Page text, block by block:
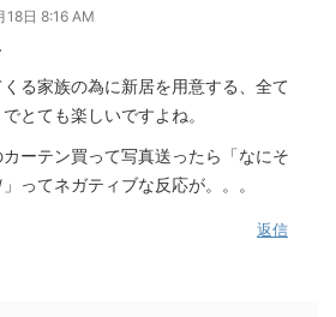
18日 8:16 AM
くる家族の為に新居を用意する、全て
とても楽しいですよね。
カーテン買って写真送ったら「なにそ
ってネガティブな反応が。。。
返信